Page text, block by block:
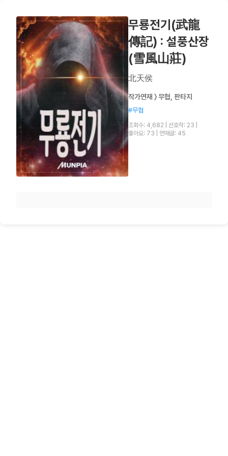
무룡전기(武龍
傳記) : 설풍산장
(雪風山莊)
北天侯
작가연재 〉 무협, 판타지
#무협
조회수: 4,682 선호작: 23
좋아요: 73
연재글: 45